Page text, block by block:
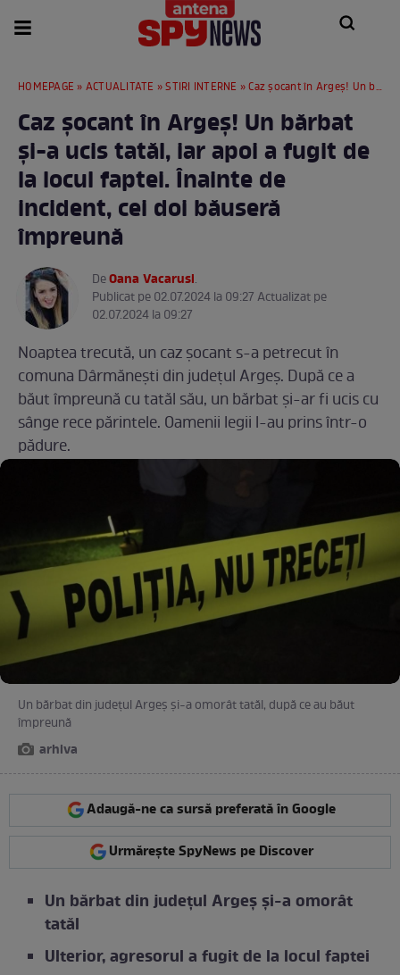
HOMEPAGE » ACTUALITATE »STIRI INTERNE » Caz șocant în Argeș! Un bărbat și-a ucis tatăl, iar apoi a fugit de la locul faptei. Înainte de incident, cei doi băuseră împreună
Caz șocant în Argeș! Un bărbat
și-a ucis tatăl, iar apoi a fugit de
la locul faptei. Înainte de
incident, cei doi băuseră
împreună
DeOana Vacarusi.
Publicat pe 02.07.2024 la 09:27 Actualizat pe
02.07.2024 la 09:27
Noaptea trecută, un caz șocant s-a petrecut în
comuna Dârmăneşti din județul Argeș. După ce a
băut împreună cu tatăl său, un bărbat și-ar fi ucis cu
sânge rece părintele. Oamenii legii l-au prins într-o
pădure.
Un bărbat din județul Argeș și-a omorât tatăl, după ce au băut
împreună
arhiva
Adaugă-ne ca sursă preferată în Google
Urmărește SpyNews pe Discover
Un bărbat din județul Argeș și-a omorât
tatăl
Ulterior, agresorul a fugit de la locul faptei